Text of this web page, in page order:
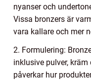
nyanser och
Vissa bronzers är
vara kallare och mer
2. Formulering:
inklusive pulver,
påverkar hur